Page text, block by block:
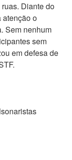
Diante do
atenção o
Sem nenhum
sem
em defesa de